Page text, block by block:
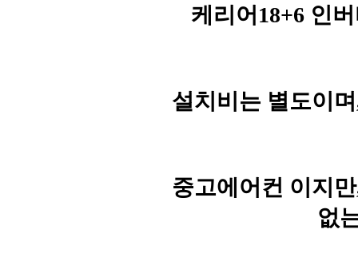
케리어18+6 인
설치비는 별도이
중고에어컨 이지
없